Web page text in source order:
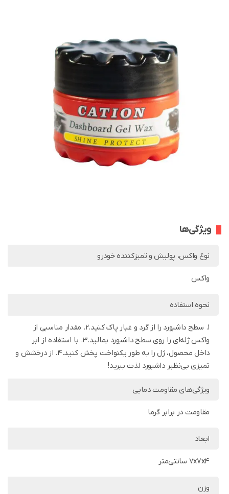
ویژگی‌ها
نوع واکس، پولیش و تمیزکننده خودرو
واکس
نحوه استفاده
1. سطح داشبورد را از گرد و غبار پاک کنید.2. مقدار مناسبی از
واکس ژله‌ای را روی سطح داشبورد بمالید.3. با استفاده از ابر
داخل محصول، ژل را به طور یکنواخت پخش کنید.4. از درخشش و
تمیزی بی‌نظیر داشبورد لذت ببرید!
ویژگی‌های مقاومت دمایی
مقاومت در برابر گرما
ابعاد
7x7x4 سانتی‌متر
وزن